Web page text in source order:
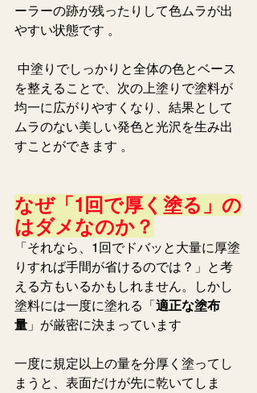
ーラーの跡が残ったりして色ムラが出
やすい状態です 。
を整えることで、次の上塗りで塗料が
均一に広がりやすくなり、結果として
ムラのない美しい発色と光沢を生み出
すことができます 。
なぜ「1回で厚く塗る」の
はダメなのか？
「それなら、1回でドバッと大量に厚塗
りすれば手間が省けるのでは？」と考
える方もいるかもしれません。しかし
塗料には一度に塗れる「適正な塗布
量 」が厳密に決まっています
一度に規定以上の量を分厚く塗ってし
まうと、表面だけが先に乾いてしま